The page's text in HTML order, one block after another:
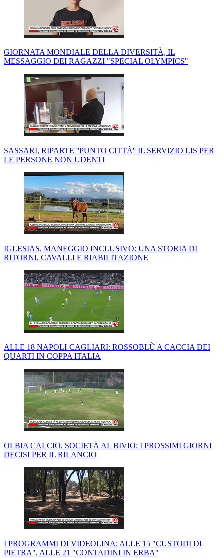
GIORNATA MONDIALE DELLA DIVERSITÀ, IL
MESSAGGIO DEI RAGAZZI "SPECIAL OLYMPICS"
SASSARI, RIPARTE ''PUNTO CITTÀ'' IL SERVIZIO LIS PER
LE PERSONE NON UDENTI
IGLESIAS, MANEGGIO INCLUSIVO: UNA STORIA DI
RITORNI, CAVALLI E RIABILITAZIONE
ALLE 18 NAPOLI-CAGLIARI: ROSSOBLÙ A CACCIA DEI
QUARTI IN COPPA ITALIA
OLBIA CALCIO, SOCIETÀ AL BIVIO: I PROSSIMI GIORNI
DECISI PER IL RILANCIO
I PROGRAMMI DI VIDEOLINA: ALLE 15 "CUSTODI DI
PIETRA", ALLE 21 "CONTADINI IN ERBA"